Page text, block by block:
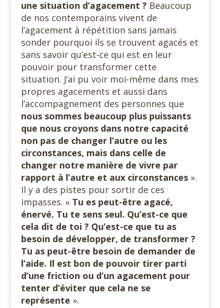
une situation d’agacement ? Beaucoup
de nos contemporains vivent de
l’agacement à répétition sans jamais
sonder pourquoi ils se trouvent agacés et
sans savoir qu’est-ce qui est en leur
pouvoir pour transformer cette
situation. J’ai pu voir moi-même dans mes
propres agacements et aussi dans
l’accompagnement des personnes que
nous sommes beaucoup plus puissants
que nous croyons dans notre capacité
non pas de changer l’autre ou les
circonstances, mais dans celle de
changer notre manière de vivre par
rapport à l’autre et aux circonstances ».
Il y a des pistes pour sortir de ces
impasses. « Tu es peut-être agacé,
énervé. Tu te sens seul. Qu’est-ce que
cela dit de toi ? Qu’est-ce que tu as
besoin de développer, de transformer ?
Tu as peut-être besoin de demander de
l’aide. Il est bon de pouvoir tirer parti
d’une friction ou d’un agacement pour
tenter d’éviter que cela ne se
représente ».